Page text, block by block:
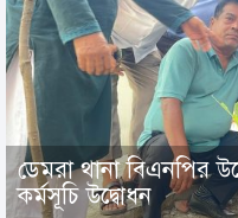
ডেমরা থানা বিএনপির
কর্মসূচি উদ্বোধন